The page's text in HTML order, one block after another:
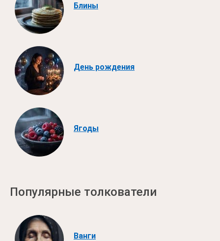
Блины
День рождения
Ягоды
Популярные толкователи
Ванги